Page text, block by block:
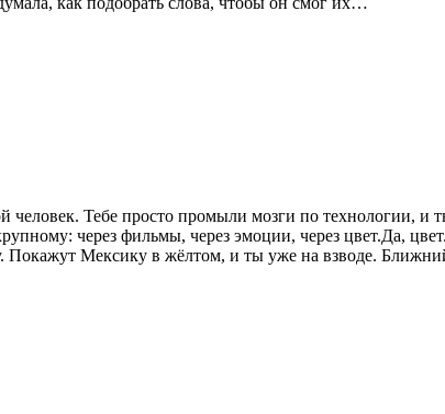
Тебе просто промыли мозги по технологии, и
через фильмы, через эмоции, через цвет.Да,
Покажут Мексику в жёлтом, и ты уже на взводе.